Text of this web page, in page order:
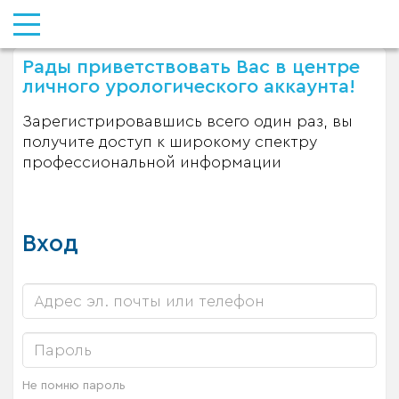
Рады приветствовать Вас в центре
личного урологического аккаунта!
Зарегистрировавшись всего один раз, вы
получите доступ к широкому спектру
профессиональной информации
Вход
Не помню пароль